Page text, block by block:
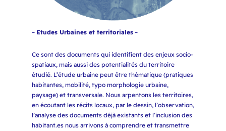
– Etudes Urbaines et territoriales–
Ce sont des documents qui identifient des enjeux socio-
spatiaux, mais aussi des potentialités du territoire
étudié. L’étude urbaine peut être thématique (pratiques
habitantes, mobilité, typo morphologie urbaine,
paysage) et transversale. Nous arpentons les territoires,
en écoutant les récits locaux, par le dessin, l’observation,
l’analyse des documents déjà existants et l’inclusion des
habitant.es nous arrivons à comprendre et transmettre